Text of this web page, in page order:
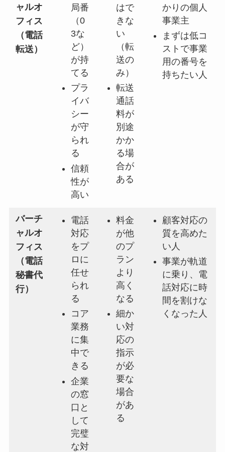
ャルオ
フィス
（電話
転送）
局番
（0
3な
ど）
が持
てる
プラ
イバ
シー
が守
られ
る
信頼
性が
高い
はで
きな
い
（転
送の
み）
転送
通話
料が
別途
かか
る場
合が
ある
かりの個人
事業主
まずは低コ
ストで事業
用の番号を
持ちたい人
バーチ
ャルオ
フィス
（電話
秘書代
行）
電話
対応
をプ
ロに
任せ
られ
る
コア
業務
に集
中で
きる
企業
の窓
口と
して
完璧
な対
料金
が他
のプ
ラン
より
高く
なる
細か
い対
応の
指示
が必
要な
場合
があ
る
顧客対応の
質を高めた
い人
事業が軌道
に乗り、電
話対応に時
間を割けな
くなった人